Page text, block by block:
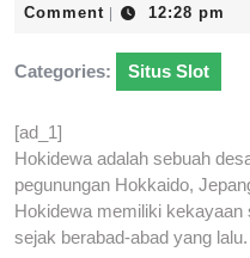
5,
Comment
12:28 pm
Categories: Situs Slot
[ad_1]
Hokidewa adalah sebuah
pegunungan Hokkaido,
Hokidewa memiliki kekayaan
sejak berabad-abad yang lalu.